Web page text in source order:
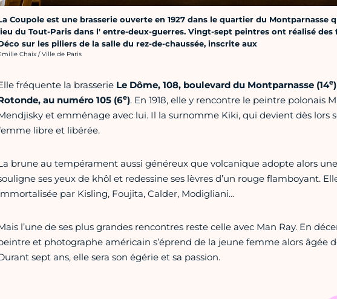
Coupole est une brasserie ouverte en 1927 dans le quartier du Montparnasse
du Tout-Paris dans l' entre-deux-guerres. Vingt-sept peintres ont réalisé des
sur les piliers de la salle du rez-de-chaussée, inscrite aux
photo :
Chaix / Ville de Paris
fréquente la brasserie Le Dôme, 108, boulevard du Montparnasse (14e)
au numéro 105 (6e). En 1918, elle y rencontre le peintre polonais
et emménage avec lui. Il la surnomme Kiki, qui devient dès lors
libre et libérée.
brune au tempérament aussi généreux que volcanique adopte alors
ses yeux de khôl et redessine ses lèvres d’un rouge flamboyant.
par Kisling, Foujita, Calder, Modigliani…
l’une de ses plus grandes rencontres reste celle avec Man Ray. En
et photographe américain s’éprend de la jeune femme alors âgée
sept ans, elle sera son égérie et sa passion.